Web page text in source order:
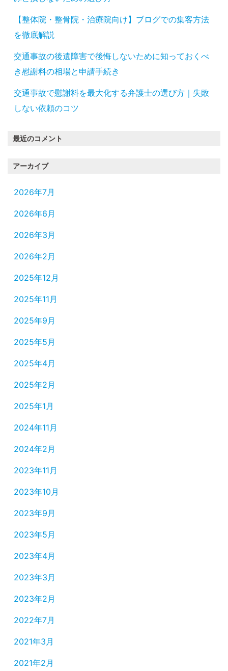
【整体院・整骨院・治療院向け】ブログでの集客方法
を徹底解説
交通事故の後遺障害で後悔しないために知っておくべ
き慰謝料の相場と申請手続き
交通事故で慰謝料を最大化する弁護士の選び方｜失敗
しない依頼のコツ
最近のコメント
アーカイブ
2026年7月
2026年6月
2026年3月
2026年2月
2025年12月
2025年11月
2025年9月
2025年5月
2025年4月
2025年2月
2025年1月
2024年11月
2024年2月
2023年11月
2023年10月
2023年9月
2023年5月
2023年4月
2023年3月
2023年2月
2022年7月
2021年3月
2021年2月